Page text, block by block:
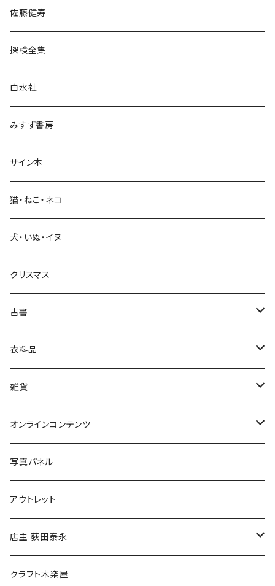
民族・風習
言語・ことば
生活・暮らし
芸術・絵画・写真
絵本・児童書
娯楽・エンターテインメント
佐藤健寿
探検全集
白水社
みすず書房
サイン本
猫・ねこ・ネコ
犬・いぬ・イヌ
クリスマス
古書
古書セット
美術
衣料品
POLEWARDS
Tシャツ
雑貨
バッグ
ブックカバー
マグカップ
傘
食料品
オンラインコンテンツ
冒険クロストーク
写真パネル
アウトレット
店主 荻田泰永
書籍
クラフト木楽屋